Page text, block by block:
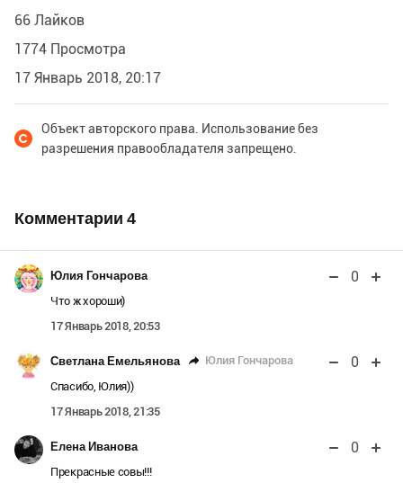
66 Лайков
1774 Просмотра
17 Январь 2018, 20:17
Объект авторского права. Использование без
разрешения правообладателя запрещено.
Комментарии 4
Юлия Гончарова 0
Что ж хороши)
17 Январь 2018, 20:53
Светлана Емельянова Юлия Гончарова 0
Спасибо, Юлия))
17 Январь 2018, 21:35
Елена Иванова 0
Прекрасные совы!!!